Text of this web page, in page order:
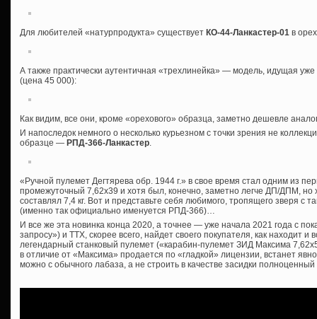
Для любителей «натурпродукта» существует КО-44-Ланкастер-01 в
А также практически аутентичная «трехлинейка» — модель, идущая
(цена 45 000):
Как видим, все они, кроме «орехового» образца, заметно дешевле
И напоследок немного о несколько курьезном с точки зрения не
образце — РПД-366-Ланкастер.
«Ручной пулемет Дегтярева обр. 1944 г.» в свое время стал одним из
промежуточный 7,62х39 и хотя был, конечно, заметно легче ДП/ДПМ, но
составлял 7,4 кг. Вот и представьте себя любимого, тропящего зверя с
(именно так официально именуется РПД-366)…
И все же эта новинка конца 2020, а точнее — уже начала 2021 года с
запросу») и ТТХ, скорее всего, найдет своего покупателя, как находит
легендарный станковый пулемет («карабин-пулемет ЗИД Максима
в отличие от «Максима» продается по «гладкой» лицензии, встанет
можно с обычного лабаза, а не строить в качестве засидки